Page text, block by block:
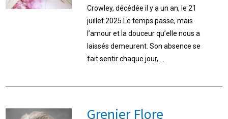
Crowley, décédée il y a un an, le 21
juillet 2025.Le temps passe, mais
l’amour et la douceur qu’elle nous a
laissés demeurent. Son absence se
fait sentir chaque jour, ...
Grenier Flore